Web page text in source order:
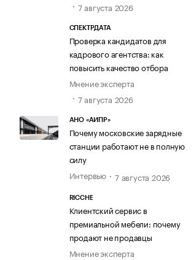
7 августа 2026
СПЕКТРДАТА
Проверка кандидатов для
кадрового агентства: как
повысить качество отбора
Мнение эксперта
7 августа 2026
АНО «АИПР»
Почему московские зарядные
станции работают не в полную
силу
Интервью
7 августа 2026
RICCHE
Клиентский сервис в
премиальной мебели: почему
продают не продавцы
Мнение эксперта